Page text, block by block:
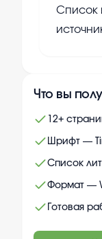
Список
Что вы
12+
Шрифт —
Список
Формат —
Готовая